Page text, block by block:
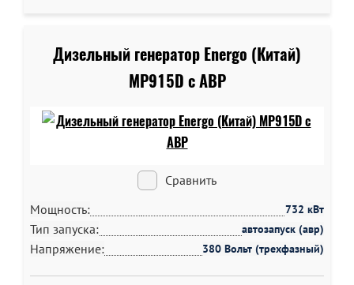
Дизельный генератор Energo (Китай)
MP915D c АВР
Сравнить
Мощность:
732 кВт
Тип запуска: автозапуск (авр)
Напряжение: 380 Вольт (трехфазный)